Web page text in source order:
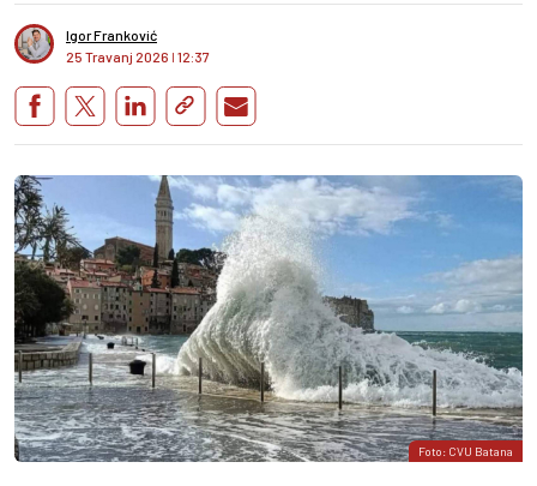
Igor Franković
25 Travanj 2026 I 12:37
Foto: CVU Batana